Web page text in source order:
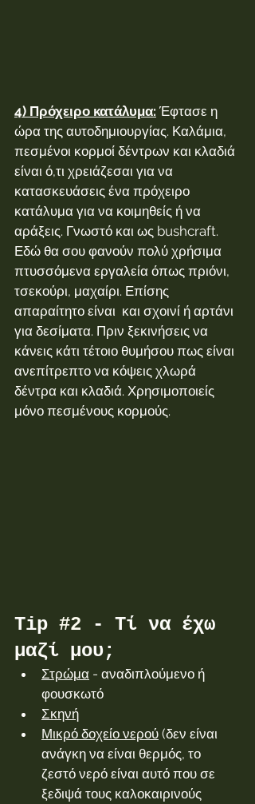
4) Πρόχειρο κατάλυμα: Έφτασε η
ώρα της αυτοδημιουργίας. Καλάμια,
πεσμένοι κορμοί δέντρων και κλαδιά
είναι ό,τι χρειάζεσαι για να
κατασκευάσεις ένα πρόχειρο
κατάλυμα για να κοιμηθείς ή να
αράξεις. Γνωστό και ως bushcraft.
Εδώ θα σου φανούν πολύ χρήσιμα
πτυσσόμενα εργαλεία όπως πριόνι,
τσεκούρι, μαχαίρι. Επίσης
απαραίτητο είναι  και σχοινί ή αρτάνι
για δεσίματα. Πριν ξεκινήσεις να
κάνεις κάτι τέτοιο θυμήσου πως είναι
ανεπίτρεπτο να κόψεις χλωρά
δέντρα και κλαδιά. Χρησιμοποιείς
μόνο πεσμένους κορμούς.
Tip #2 - Τί να έχω
μαζί μου;
Στρώμα - αναδιπλούμενο ή
φουσκωτό
Σκηνή
Μικρό δοχείο νερού (δεν είναι
ανάγκη να είναι θερμός, το
ζεστό νερό είναι αυτό που σε
ξεδιψά τους καλοκαιρινούς